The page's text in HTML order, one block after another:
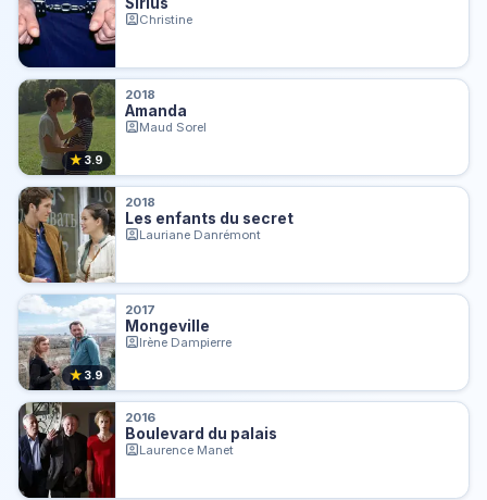
Christine
★3.9
2018
Amanda
Maud Sorel
2018
Les enfants du secret
Lauriane Danrémont
★3.9
2017
Mongeville
Irène Dampierre
2016
Boulevard du palais
Laurence Manet